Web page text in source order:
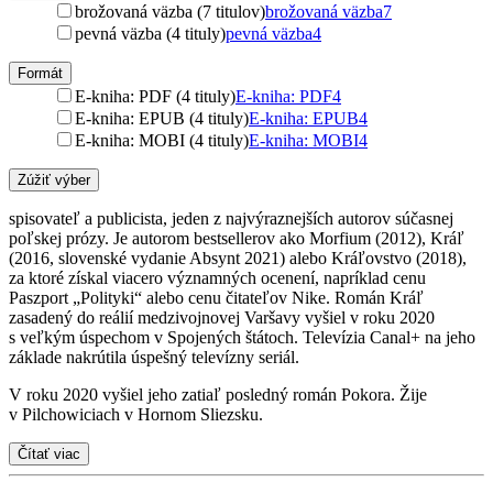
brožovaná väzba (7 titulov)brožovaná väzba7
pevná väzba (4 tituly)pevná väzba4
Formát
E-kniha: PDF (4 tituly)E-kniha: PDF4
E-kniha: EPUB (4 tituly)E-kniha: EPUB4
E-kniha: MOBI (4 tituly)E-kniha: MOBI4
Zúžiť výber
spisovateľ a publicista, jeden z najvýraznejších autorov súčasnej
poľskej prózy. Je autorom bestsellerov ako Morfium (2012), Kráľ
(2016, slovenské vydanie Absynt 2021) alebo Kráľovstvo (2018),
za ktoré získal viacero významných ocenení, napríklad cenu
Paszport „Polityki“ alebo cenu čitateľov Nike. Román Kráľ
zasadený do reálií medzivojnovej Varšavy vyšiel v roku 2020
s veľkým úspechom v Spojených štátoch. Televízia Canal+ na jeho
základe nakrútila úspešný televízny seriál.
V roku 2020 vyšiel jeho zatiaľ posledný román Pokora. Žije
v Pilchowiciach v Hornom Sliezsku.
Čítať viac